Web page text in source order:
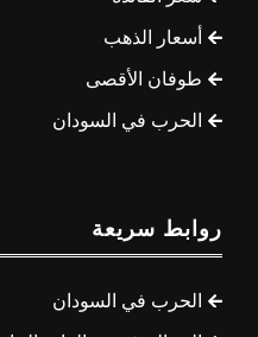
أسعار الذهب
طوفان الأقصى
الحرب في السودان
روابط سريعة
الحرب في السودان